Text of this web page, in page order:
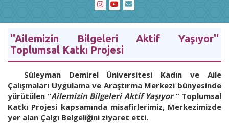
''Ailemizin Bilgeleri Aktif Yaşıyor''
Toplumsal Katkı Projesi
Süleyman Demirel Üniversitesi Kadın ve Aile
Çalışmaları Uygulama ve Araştırma Merkezi bünyesinde
yürütülen “Ailemizin Bilgeleri Aktif Yaşıyor” Toplumsal
Katkı Projesi kapsamında misafirlerimiz, Merkezimizde
yer alan Çalgı Belgeliğini ziyaret etti.